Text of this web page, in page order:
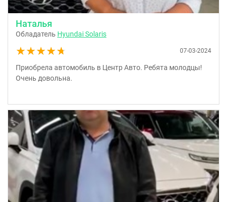
Наталья
Обладатель Hyundai Solaris
★★★★★
★★★★★ 07-03-2024
Приобрела автомобиль в Центр Авто. Ребята молодцы!
Очень довольна.